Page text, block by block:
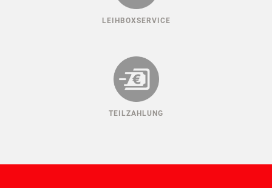
LEIHBOXSERVICE
TEILZAHLUNG